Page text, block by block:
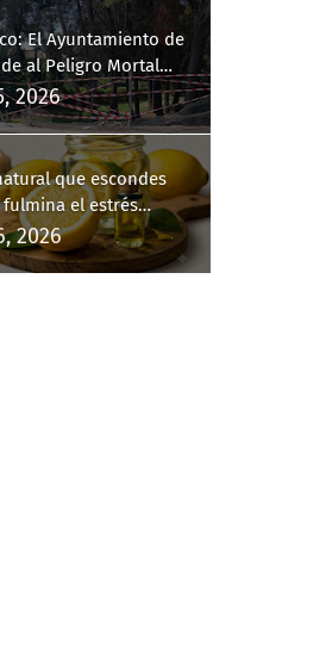
El Ayuntamiento de
al Peligro Mortal
2026
que escondes
el estrés
2026